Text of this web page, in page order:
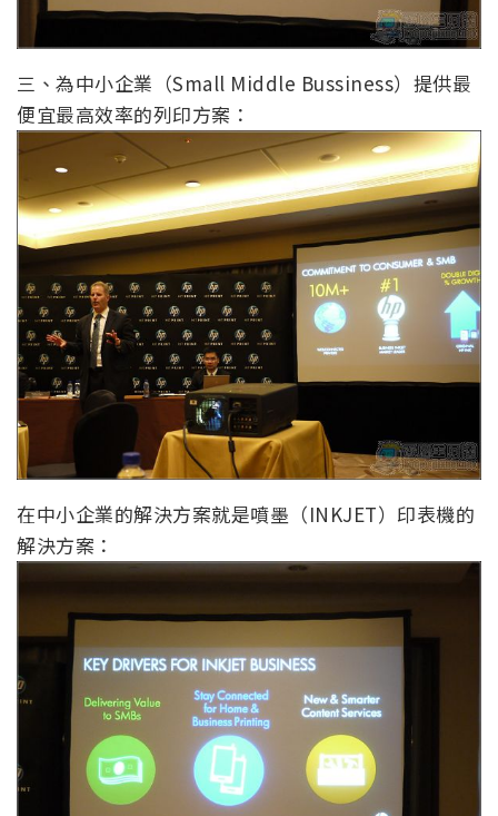
三、為中小企業（Small Middle Bussiness）提供最
便宜最高效率的列印方案：
在中小企業的解決方案就是噴墨（INKJET）印表機的
解決方案：